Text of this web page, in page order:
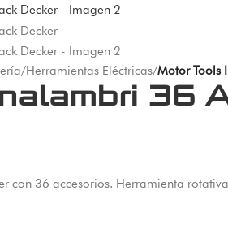
/Herramientas Eléctricas/Motor Tools
36
con 36 accesorios. Herramienta